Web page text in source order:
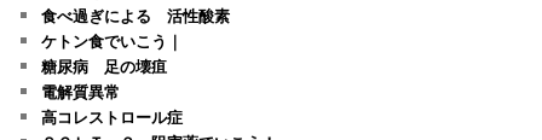
食べ過ぎによる 活性酸素
ケトン食でいこう｜
糖尿病 足の壊疽
電解質異常
高コレストロール症